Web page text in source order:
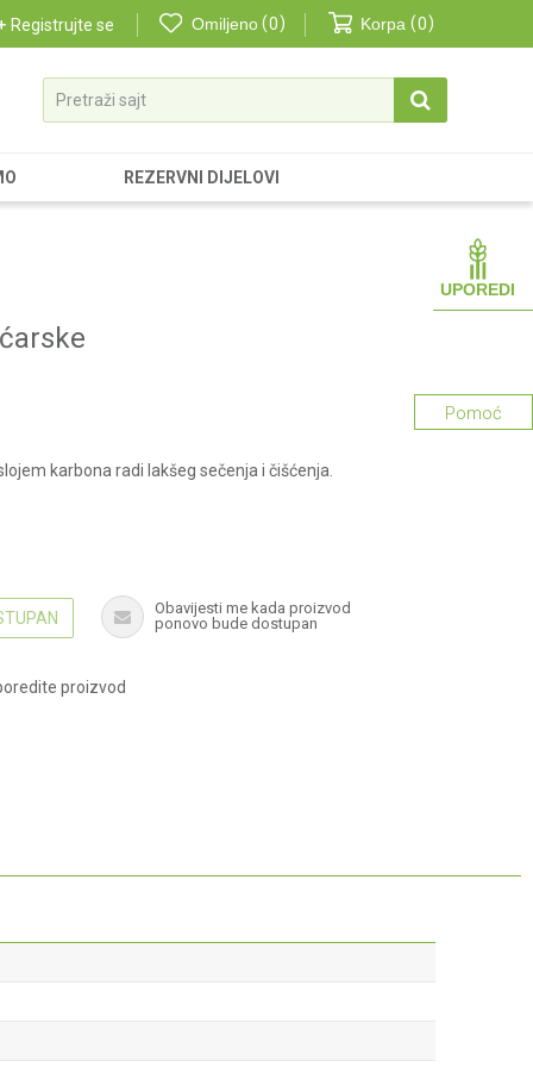
Registrujte se Omiljeno 0 Korpa 0
Pretraži sajt
REZERVNI DIJELOVI
UPOREDI
karbona radi lakšeg sečenja i čišćenja.
Obavijesti me kada proizvod
ponovo bude dostupan
proizvod
Pomoć